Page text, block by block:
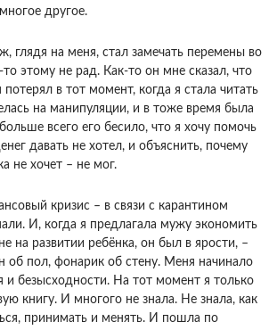
другое.
глядя на меня, стал замечать перемены во
этому не рад. Как-то он мне сказал, что
в тот момент, когда я стала читать
на манипуляции, и в тоже время была
всего его бесило, что я хочу помочь
давать не хотел, и объяснить, почему
не хочет – не мог.
кризис – в связи с карантином
И, когда я предлагала мужу экономить
на развитии ребёнка, он был в ярости, –
об пол, фонарик об стену. Меня начинало
и безысходности. На тот момент я только
книгу. И многого не знала. Не знала, как
принимать и менять. И пошла по